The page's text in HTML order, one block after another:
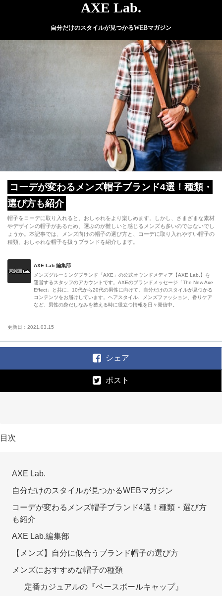
AXE Lab.
自分だけのスタイルが見つかるWEBマガジン
コーデが変わるメンズ帽子ブランド4選！種類・
選び方も紹介
帽子をコーデに取り入れると、おしゃれをより楽しめます。しかし、さまざまな素材
やデザインの帽子があるため、選ぶのが難しいと感じるメンズも多いのではないでし
ょうか。本記事では、メンズ向けの帽子の選び方と、コーデに取り入れやすい帽子の
種類、おしゃれな帽子を扱うブランドを紹介します。
AXE Lab.編集部
メンズグルーミングブランド「AXE」の公式オウンドメディア【AXE Lab.】を
運営するスタッフのアカウントです。AXEのブランドメッセージ「The New Axe
Effect」と共に、10代から20代の男性に向けて、自分だけのスタイルが見つかる
コンテンツをお届けしています。ヘアスタイル、メンズファッション、香りケア
など、男性の身だしなみを整える時に役立つ情報を日々発信中。
更新日：2021.03.15
シェア
ポスト
目次
AXE Lab.
自分だけのスタイルが見つかるWEBマガジン
コーデが変わるメンズ帽子ブランド4選！種類・選び方
も紹介
AXE Lab.編集部
【メンズ】自分に似合うブランド帽子の選び方
メンズにおすすめな帽子の種類
定番カジュアルの『ベースボールキャップ』